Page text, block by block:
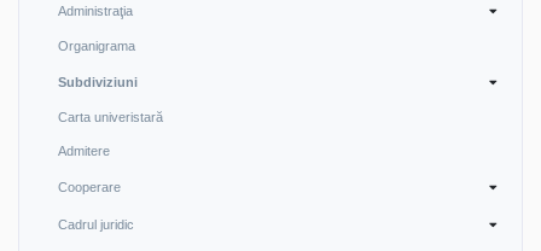
Administraţia
Organigrama
Subdiviziuni
Carta univeristară
Admitere
Cooperare
Cadrul juridic